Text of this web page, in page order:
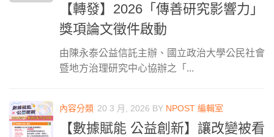
【轉發】2026「傳善研究影響力」
獎項論文徵件啟動
由陳永泰公益信託主辦、國立政治大學公民社會
暨地方治理研究中心協辦之「...
內容分類 20 3 月, 2026 BY NPOST 編輯室
【數據賦能 公益創新】讓改變被看